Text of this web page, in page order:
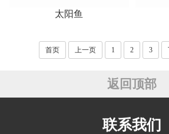
太阳鱼
首页 上一页 1 2 3
返回顶部
联系我们